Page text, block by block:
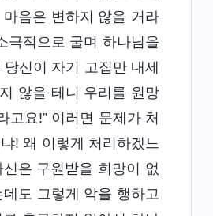
음은 변하지 않을 거라
극적으로 굴며 하나님을
신이 자기 고집만 내세
않을 테니 우리를 원망
요!” 이러면 문제가 처
! 왜 이렇게 처리하겠느
은 구원받을 희망이 없
도 그렇게 악을 행하고